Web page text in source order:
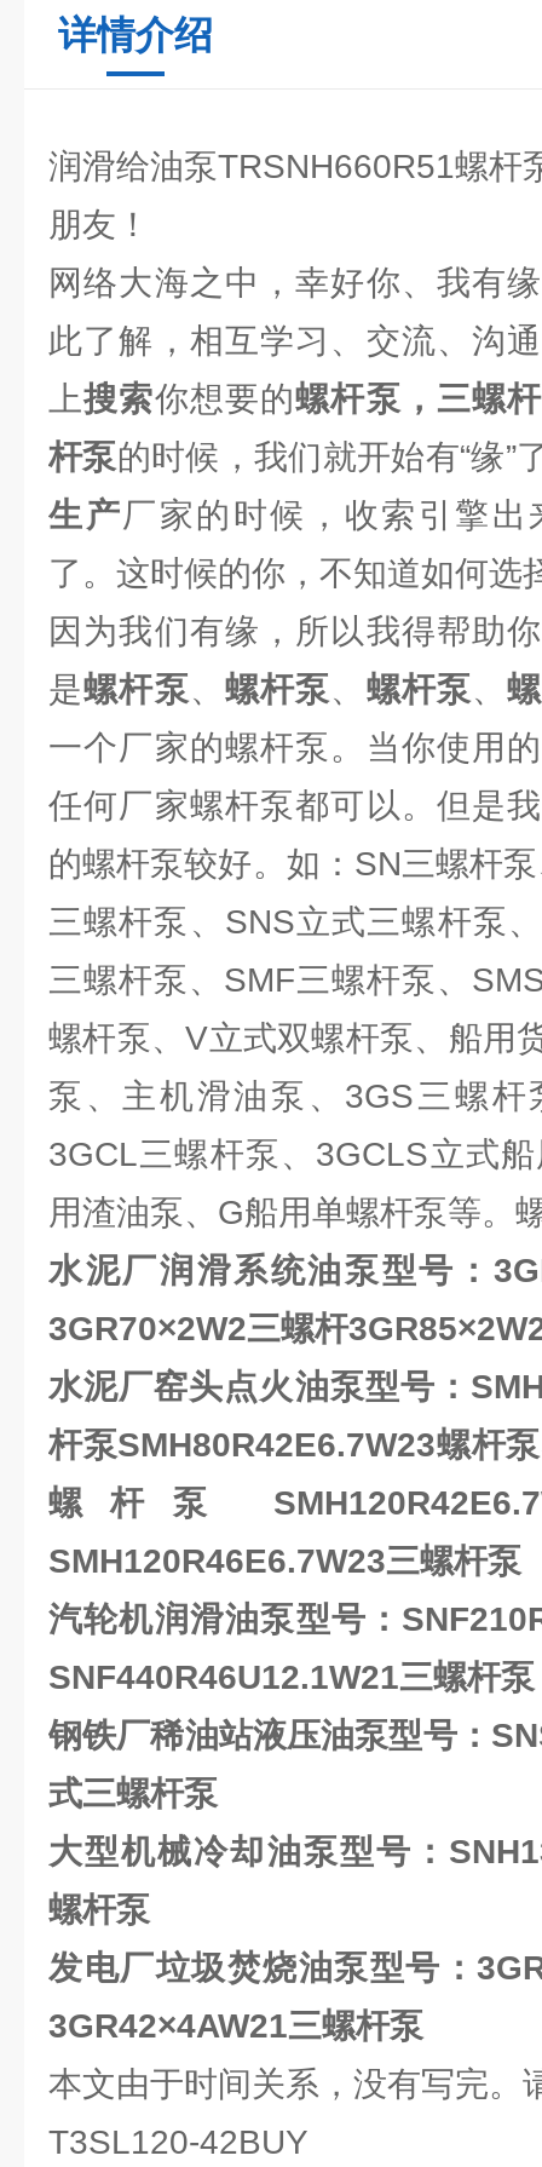
详情介绍
润滑给油泵TRSNH660R51螺杆
朋友！
网络大海之中，幸好你、我有
此了解，相互学习、交流、沟
上搜索你想要的螺杆泵，三螺
杆泵的时候，我们就开始有“缘”
生产厂家的时候，收索引擎
了。这时候的你，不知道如何选
因为我们有缘，所以我得帮助
是螺杆泵、 螺杆泵、 螺杆泵、
一个厂家的螺杆泵。当你使用
任何厂家螺杆泵都可以。但是
的螺杆泵较好。如：SN三螺杆
三螺杆泵、SNS立式三螺杆泵
三螺杆泵、SMF三螺杆泵、
螺杆泵、V立式双螺杆泵、船用
泵、主机滑油泵、3GS三螺杆
3GCL三螺杆泵、3GCLS立式
用渣油泵、G船用单螺杆泵等。
水泥厂润滑系统油泵型号 ：
3GR70×2W2三螺杆
水泥厂窑头点火油泵型号 ：
杆泵SMH80R42E6.7W23螺杆泵
螺杆泵
SMH120R46E6.7W23三螺杆泵
汽轮机润滑油泵型号：
SNF440R46U12.1W21三螺杆泵
钢铁厂稀油站液压油泵型号：
式三螺杆泵
大型机械冷却油泵型号：
螺杆泵
发电厂垃圾焚烧油泵型号：
3GR42×4AW21三螺杆泵
本文由于时间关系，没有写完。
T3SL120-42BUY